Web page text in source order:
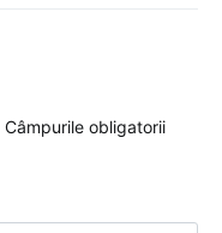
Câmpurile obligatorii